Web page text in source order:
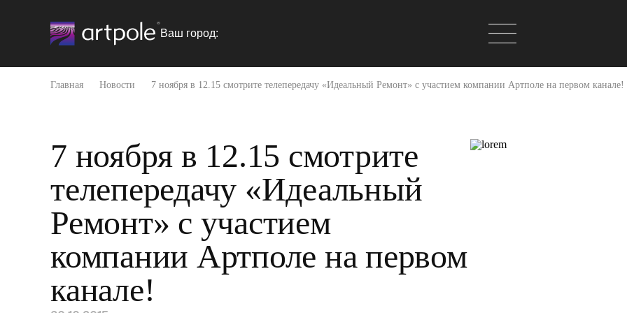
Ваш город:
Главная Новости 7 ноября в 12.15 смотрите телепередачу «Идеальный Ремонт» с участием компании Артполе на первом канале!
7 ноября в 12.15 смотрите
телепередачу «Идеальный
Ремонт» с участием
компании Артполе на первом
канале!